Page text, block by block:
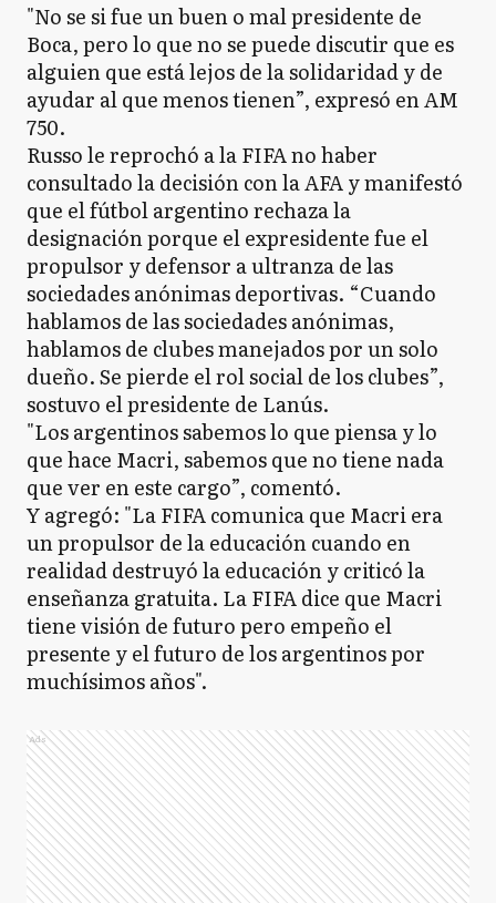
"No se si fue un buen o mal presidente de
Boca, pero lo que no se puede discutir que es
alguien que está lejos de la solidaridad y de
ayudar al que menos tienen”, expresó en AM
750.
Russo le reprochó a la FIFA no haber
consultado la decisión con la AFA y manifestó
que el fútbol argentino rechaza la
designación porque el expresidente fue el
propulsor y defensor a ultranza de las
sociedades anónimas deportivas. “Cuando
hablamos de las sociedades anónimas,
hablamos de clubes manejados por un solo
dueño. Se pierde el rol social de los clubes”,
sostuvo el presidente de Lanús.
"Los argentinos sabemos lo que piensa y lo
que hace Macri, sabemos que no tiene nada
que ver en este cargo”, comentó.
Y agregó: "La FIFA comunica que Macri era
un propulsor de la educación cuando en
realidad destruyó la educación y criticó la
enseñanza gratuita. La FIFA dice que Macri
tiene visión de futuro pero empeño el
presente y el futuro de los argentinos por
muchísimos años".
Ads